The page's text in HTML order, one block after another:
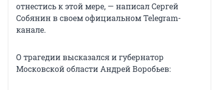
отнестись к этой мере, — написал Сергей
Собянин в своем официальном Telegram-
канале.
О трагедии высказался и губернатор
Московской области Андрей Воробьев: